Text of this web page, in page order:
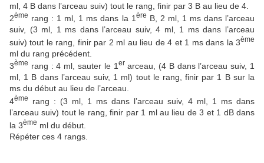
ml, 4 B dans l’arceau suiv) tout le rang, finir par 3 B au lieu de 4.
2ème rang : 1 ml, 1 ms dans la 1 ère B, 2 ml, 1 ms dans l’arceau
suiv, (3 ml, 1 ms dans l’arceau suiv, 4 ml, 1 ms dans l’arceau
suiv) tout le rang, finir par 2 ml au lieu de 4 et 1 ms dans la 3ème
ml du rang précédent.
3ème rang : 4 ml, sauter le 1er arceau, (4 B dans l’arceau suiv, 1
ml, 1 B dans l’arceau suiv, 1 ml) tout le rang, finir par 1 B sur la
ms du début au lieu de l’arceau.
4ème
rang : (3 ml, 1 ms dans l’arceau suiv, 4 ml, 1 ms dans
l’arceau suiv) tout le rang, finir par 1 ml au lieu de 3 et 1 dB dans
la 3ème ml du début.
Répéter ces 4 rangs.